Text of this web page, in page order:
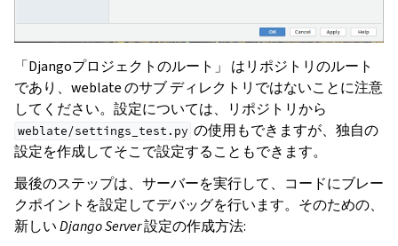
「Djangoプロジェクトのルート」 はリポジトリのルート
であり、weblate のサブ ディレクトリではないことに注意
してください。設定については、リポジトリから
weblate/settings_test.py の使用もできますが、独自の
設定を作成してそこで設定することもできます。
最後のステップは、サーバーを実行して、コードにブレー
クポイントを設定してデバッグを行います。そのための、
新しいDjango Server設定の作成方法: